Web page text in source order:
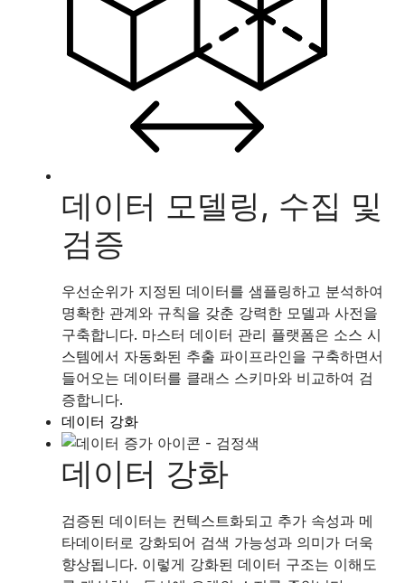
데이터 모델링, 수집 및
검증
우선순위가 지정된 데이터를 샘플링하고 분석하여
명확한 관계와 규칙을 갖춘 강력한 모델과 사전을
구축합니다. 마스터 데이터 관리 플랫폼은 소스 시
스템에서 자동화된 추출 파이프라인을 구축하면서
들어오는 데이터를 클래스 스키마와 비교하여 검
증합니다.
데이터 강화
데이터 강화
검증된 데이터는 컨텍스트화되고 추가 속성과 메
타데이터로 강화되어 검색 가능성과 의미가 더욱
향상됩니다. 이렇게 강화된 데이터 구조는 이해도